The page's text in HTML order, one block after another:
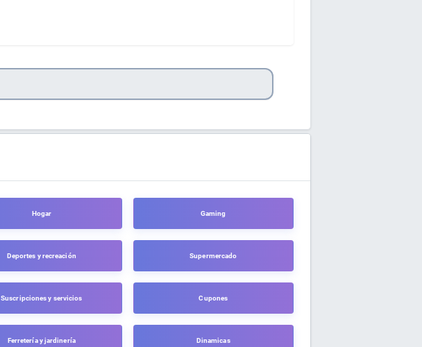
Hogar Gaming
Deportes y recreación Supermercado
Suscripciones y servicios Cupones
Ferretería y jardinería Dinamicas